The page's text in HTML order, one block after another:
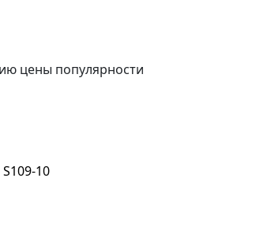
цены популярности
10